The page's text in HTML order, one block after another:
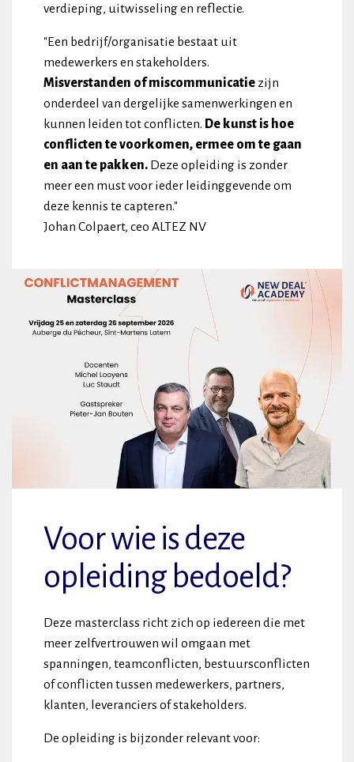
verdieping, uitwisseling en reflectie.
"Een bedrijf/organisatie bestaat uit
medewerkers en stakeholders.
Misverstanden of miscommunicatie zijn
onderdeel van dergelijke samenwerkingen en
kunnen leiden tot conflicten. De kunst is hoe
conflicten te voorkomen, ermee om te gaan
en aan te pakken. Deze opleiding is zonder
meer een must voor ieder leidinggevende om
deze kennis te capteren."
Johan Colpaert, ceo ALTEZ NV
Voor wie is deze
opleiding bedoeld?
Deze masterclass richt zich op iedereen die met
meer zelfvertrouwen wil omgaan met
spanningen, teamconflicten, bestuursconflicten
of conflicten tussen medewerkers, partners,
klanten, leveranciers of stakeholders.
De opleiding is bijzonder relevant voor: